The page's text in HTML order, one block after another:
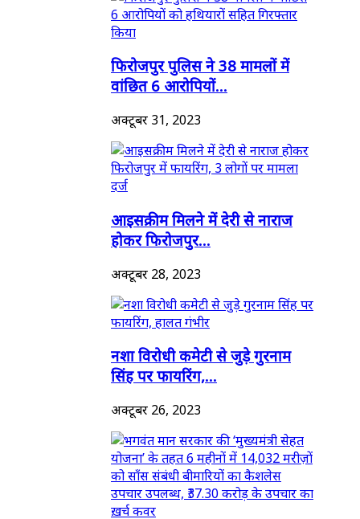
फिरोजपुर पुलिस ने 38 मामलों में
वांछित 6 आरोपियों...
अक्टूबर 31, 2023
आइसक्रीम मिलने में देरी से नाराज
होकर फिरोजपुर...
अक्टूबर 28, 2023
नशा विरोधी कमेटी से जुड़े गुरनाम
सिंह पर फायरिंग,...
अक्टूबर 26, 2023